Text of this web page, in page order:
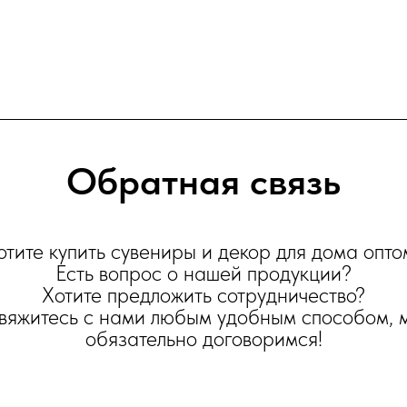
Обратная связь
купить сувениры и декор для дома
Есть вопрос о нашей продукции?
Хотите предложить сотрудничество?
с нами любым удобным способом,
обязательно договоримся!